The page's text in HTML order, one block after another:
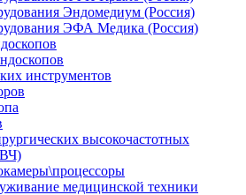
Эндомедиум (Россия)
ЭФА Медика (Россия)
инструментов
высокочастотных
медицинской техники